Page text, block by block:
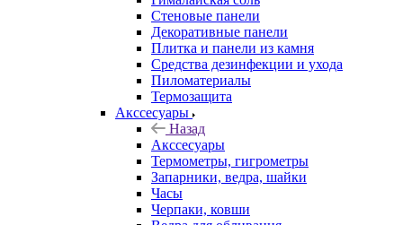
Стеновые панели
Декоративные панели
Плитка и панели из камня
Средства дезинфекции и ухода
Пиломатериалы
Термозащита
Аксcесуары
Назад
Аксcесуары
Термометры, гигрометры
Запарники, ведра, шайки
Часы
Черпаки, ковши